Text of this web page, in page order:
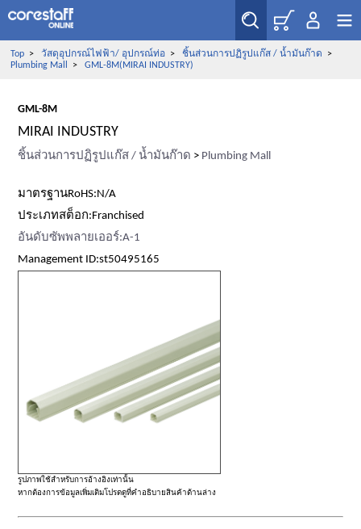
Top> วัสดุอุปกรณ์ไฟฟ้า/ อุปกรณ์ท่อ> ชิ้นส่วนการปฏิรูปแก๊ส / น้ำมันก๊าด >
Plumbing Mall
> GML-8M(MIRAI INDUSTRY)
GML-8M
MIRAI INDUSTRY
ชิ้นส่วนการปฏิรูปแก๊ส / น้ำมันก๊าด > Plumbing Mall
มาตรฐานRoHS:N/A
ประเภทสต็อก:Franchised
อันดับซัพพลายเออร์:A-1
Management ID:st50495165
รูปภาพใช้สำหรับการอ้างอิงเท่านั้น
หากต้องการข้อมูลเพิ่มเติมโปรดดูที่คำอธิบายสินค้าด้านล่าง